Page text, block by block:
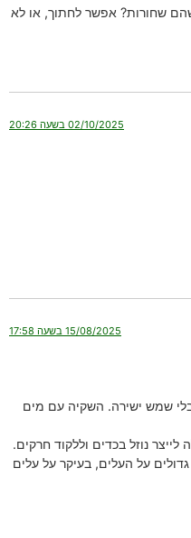
שחורות? אפשר לחתוך, או לא
02/10/2025 בשעה 20:26
15/08/2025 בשעה 17:58
שמש ישירה. השקיה עם מים
נוזל בכדים וללקוד חרקים.
על העלים, בעיקר על עלים